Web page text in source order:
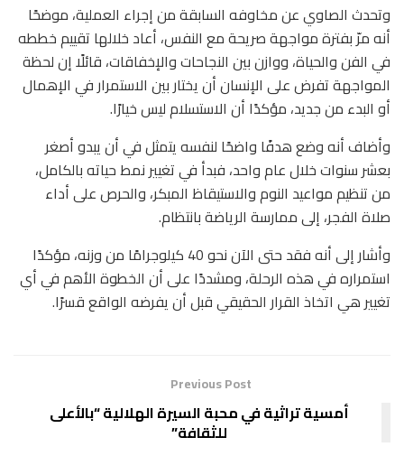
وتحدث الصاوي عن مخاوفه السابقة من إجراء العملية، موضحًا
أنه مرّ بفترة مواجهة صريحة مع النفس، أعاد خلالها تقييم خططه
في الفن والحياة، ووازن بين النجاحات والإخفاقات، قائلًا إن لحظة
المواجهة تفرض على الإنسان أن يختار بين الاستمرار في الإهمال
أو البدء من جديد، مؤكدًا أن الاستسلام ليس خيارًا.
وأضاف أنه وضع هدفًا واضحًا لنفسه يتمثل في أن يبدو أصغر
بعشر سنوات خلال عام واحد، فبدأ في تغيير نمط حياته بالكامل،
من تنظيم مواعيد النوم والاستيقاظ المبكر، والحرص على أداء
صلاة الفجر، إلى ممارسة الرياضة بانتظام.
وأشار إلى أنه فقد حتى الآن نحو 40 كيلوجرامًا من وزنه، مؤكدًا
استمراره في هذه الرحلة، ومشددًا على أن الخطوة الأهم في أي
تغيير هي اتخاذ القرار الحقيقي قبل أن يفرضه الواقع قسرًا.
Previous Post
أمسية تراثية في محبة السيرة الهلالية “بالأعلى
للثقافة”